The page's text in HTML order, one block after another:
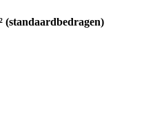
(standaardbedragen)